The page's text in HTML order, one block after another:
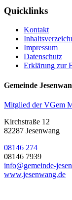
Quicklinks
Kontakt
Impressum
Datenschutz
Erklärung zur
Gemeinde
Mitglied der VGem
Kirchstraße 12
82287 Jesenwang
08146 274
08146 7939
info@gemeinde-
www.jesenwang.de